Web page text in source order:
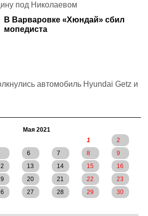
под Николаевом
В Варваровке «Хюндай» сбил
мопедиста
автомобиль Hyundai Getz и
Мая 2021
1
2
6 7 8
9
13 14 15
16
20 21 22
23
27 28 29
30